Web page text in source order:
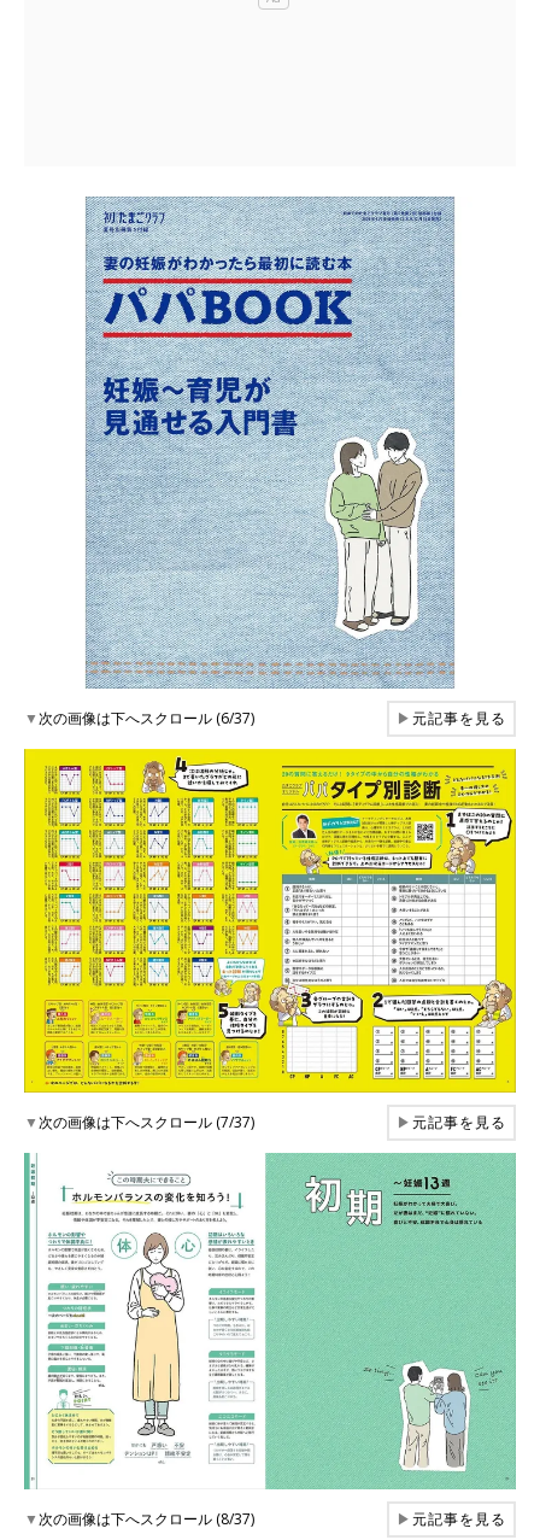
▼次の画像は下へスクロール (6/37) ▶元記事を見る
▼次の画像は下へスクロール (7/37) ▶元記事を見る
▼次の画像は下へスクロール (8/37) ▶元記事を見る